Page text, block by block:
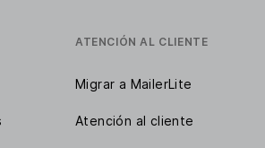
ATENCIÓN AL CLIENTE
Migrar a MailerLite
Atención al cliente